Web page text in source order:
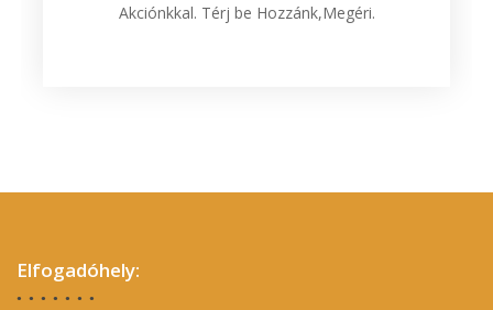
Akciónkkal. Térj be Hozzánk,Megéri.
Elfogadóhely: